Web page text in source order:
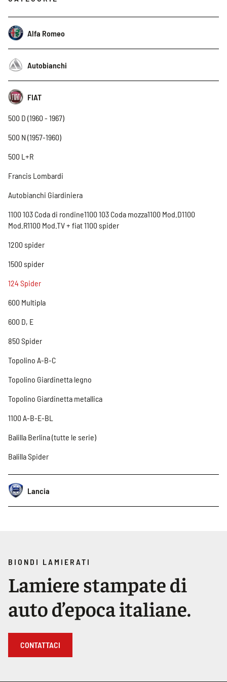
Alfa Romeo
Autobianchi
FIAT
500 D (1960 - 1967)
500 N (1957-1960)
500 L+R
Francis Lombardi
Autobianchi Giardiniera
1100 103 Coda di rondine1100 103 Coda mozza1100 Mod.D1100
Mod.R1100 Mod.TV + fiat 1100 spider
1200 spider
1500 spider
124 Spider
600 Multipla
600 D, E
850 Spider
Topolino A-B-C
Topolino Giardinetta legno
Topolino Giardinetta metallica
1100 A-B-E-BL
Balilla Berlina (tutte le serie)
Balilla Spider
Lancia
BIONDI LAMIERATI
Lamiere stampate di
auto d’epoca italiane.
CONTATTACI